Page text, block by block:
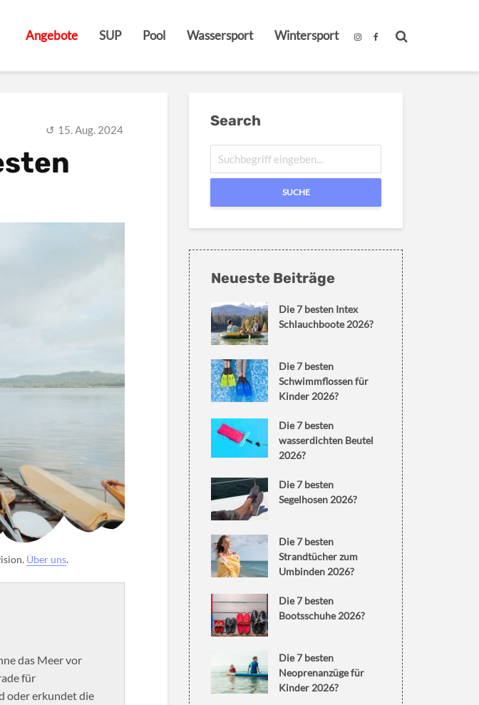
Angebote SUP Pool Wassersport Wintersport
15. Aug. 2024
Über uns.
das Meer vor
für
oder erkundet die
Search
SUCHE
Neueste Beiträge
Die 7 besten Intex
Schlauchboote 2026?
Die 7 besten
Schwimmflossen für
Kinder 2026?
Die 7 besten
wasserdichten Beutel
2026?
Die 7 besten
Segelhosen 2026?
Die 7 besten
Strandtücher zum
Umbinden 2026?
Die 7 besten
Bootsschuhe 2026?
Die 7 besten
Neoprenanzüge für
Kinder 2026?